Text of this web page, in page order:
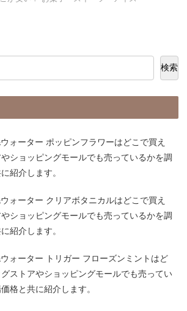
検索
ォーター ポッピンフラワーはどこで買え
ショッピングモールでも売っているかを調
紹介します。
ォーター クリアボタニカルはどこで買え
ショッピングモールでも売っているかを調
紹介します。
ォーター トリガー フローズンミントはど
ストアやショッピングモールでも売ってい
格と共に紹介します。